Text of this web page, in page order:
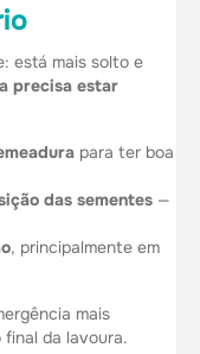
está mais solto e
precisa estar
para ter boa
das sementes —
, principalmente em
mais
final da lavoura.